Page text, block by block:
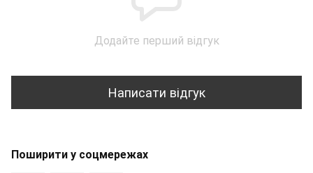
Додайте перший відгук
Написати відгук
Поширити у соцмережах